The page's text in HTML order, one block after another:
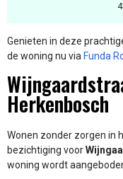
Genieten in deze
de woning nu via Funda
Herkenbosch
Wonen zonder zorgen in
bezichtiging voor
woning wordt